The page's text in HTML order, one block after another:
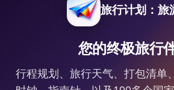
旅行计划：旅
您的终极旅行
行程规划、旅行天气、打包清单